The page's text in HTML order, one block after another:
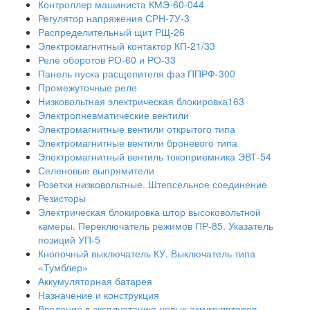
Контроллер машиниста КМЭ-60-044
Регулятор напряжения СРН-7У-3
Распределительный щит РЩ-26
Электромагнитный контактор КП-21/33
Реле оборотов РО-60 и РО-33
Панель пуска расщепителя фаз ППРФ-300
Промежуточные реле
Низковольтная электрическая блокировка163
Электропневматические вентили
Электромагнитные вентили открытого типа
Электромагнитные вентили броневого типа
Электромагнитный вентиль токоприемника ЭВТ-54
Селеновые выпрямители
Розетки низковольтные. Штепсельное соединение
Резисторы
Электрическая блокировка штор высоковольтной
камеры. Переключатель режимов ПР-85. Указатель
позиций УП-5
Кнопочный выключатель КУ. Выключатель типа
«Тумблер»
Аккумуляторная батарея
Назначение и конструкция